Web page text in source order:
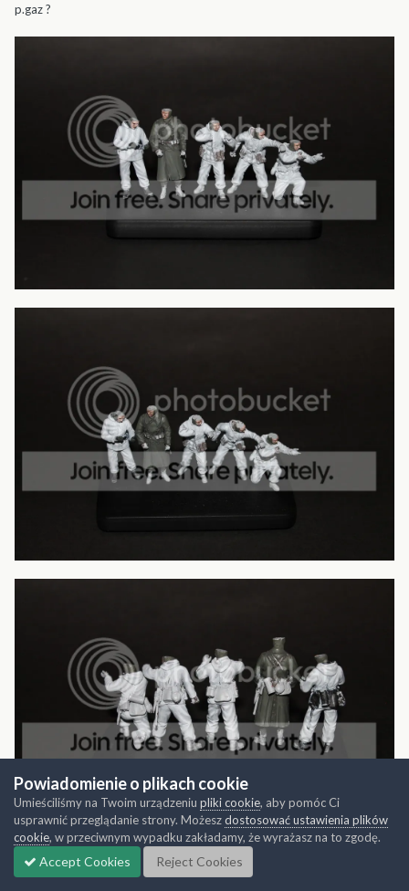
p.gaz ?
Powiadomienie o plikach cookie
Umieściliśmy na Twoim urządzeniu pliki cookie, aby pomóc Ci
usprawnić przeglądanie strony. Możeszdostosować ustawienia plików
cookie, w przeciwnym wypadku zakładamy, że wyrażasz na to zgodę.
Accept Cookies Reject Cookies